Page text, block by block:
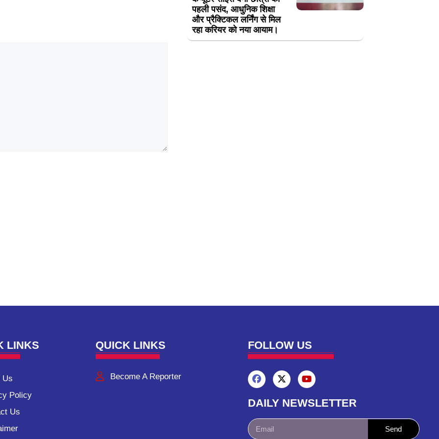
पहली पसंद, आधुनिक शिक्षा
और प्रैक्टिकल लर्निंग से मिल
रहा करियर को नया आयाम।
LINKS
Us
Policy
Us
QUICK LINKS
Become A Reporter
FOLLOW US
DAILY NEWSLETTER
Send